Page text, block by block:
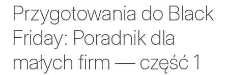
Przygotowania do Black
Friday: Poradnik dla
małych firm — część 1